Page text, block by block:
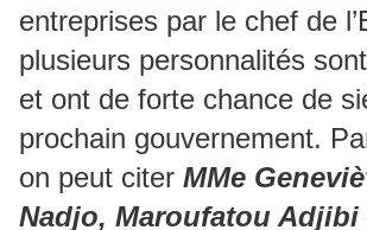
entreprises par le chef de
plusieurs personnalités
et ont de forte chance de
prochain gouvernement.
on peut citer MMe
Nadjo, Maroufatou Adjibi